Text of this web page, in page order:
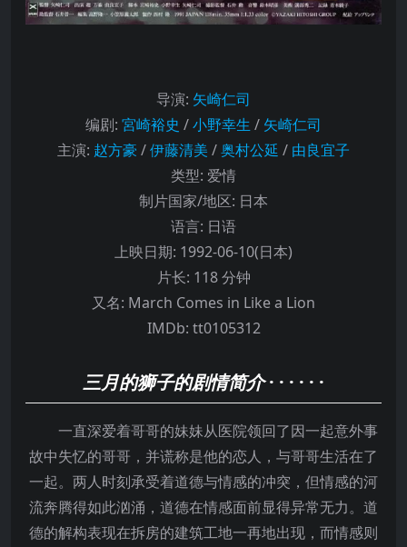
导演: 矢崎仁司
编剧: 宮崎裕史 /小野幸生 / 矢崎仁司
主演: 赵方豪 /伊藤清美 /奥村公延 / 由良宜子
类型: 爱情
制片国家/地区: 日本
语言: 日语
上映日期: 1992-06-10(日本)
片长: 118 分钟
又名: March Comes in Like a Lion
IMDb: tt0105312
三月的狮子的剧情简介· · · · · ·
一直深爱着哥哥的妹妹从医院领回了因一起意外事
故中失忆的哥哥，并谎称是他的恋人，与哥哥生活在了
一起。两人时刻承受着道德与情感的冲突，但情感的河
流奔腾得如此汹涌，道德在情感面前显得异常无力。道
德的解构表现在拆房的建筑工地一再地出现，而情感则